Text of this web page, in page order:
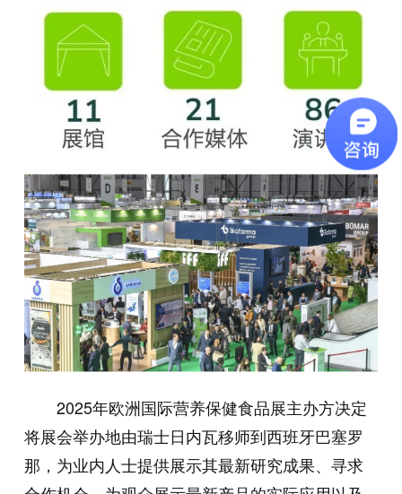
2025年欧洲国际营养保健食品展主办方决定
将展会举办地由瑞士日内瓦移师到西班牙巴塞罗
那，为业内人士提供展示其最新研究成果、寻求